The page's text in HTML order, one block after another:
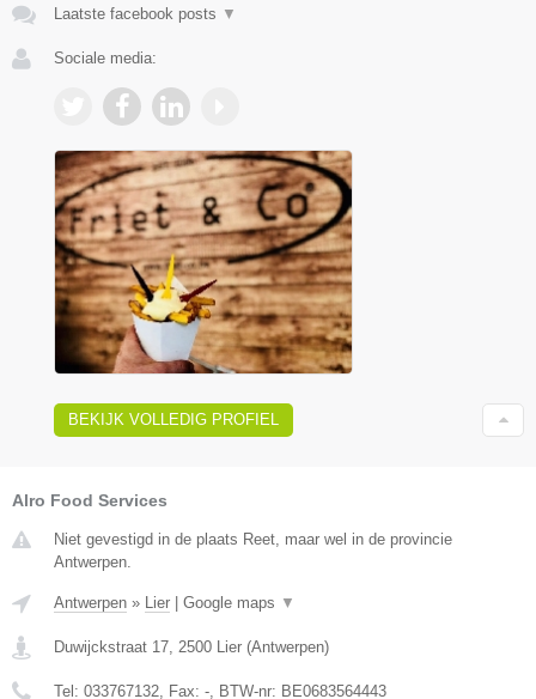
Laatste facebook posts ▼
Sociale media:
BEKIJK VOLLEDIG PROFIEL
Alro Food Services
Niet gevestigd in de plaats Reet, maar wel in de provincie
Antwerpen.
Antwerpen » Lier Google maps ▼
Duwijckstraat 17 2500 Lier (Antwerpen)
Tel: 033767132 , Fax: - , BTW-nr: BE0683564443